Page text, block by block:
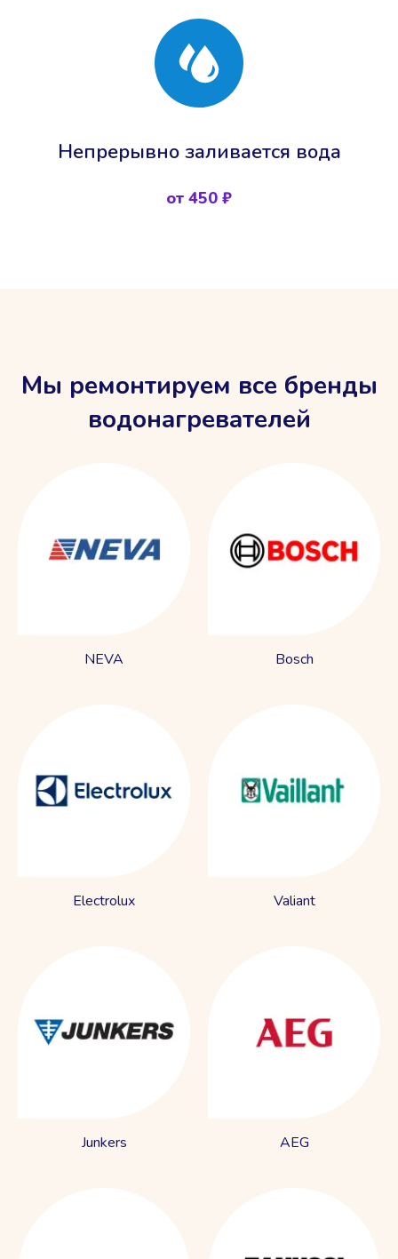
Непрерывно заливается вода
от 450 ₽
Мы ремонтируем все бренды
водонагревателей
NEVA Bosch
Electrolux Valiant
Junkers AEG